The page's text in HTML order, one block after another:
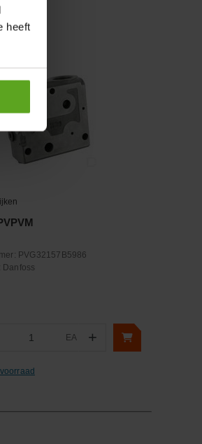
heeft
PVG32157B5986
Danfoss
EA +